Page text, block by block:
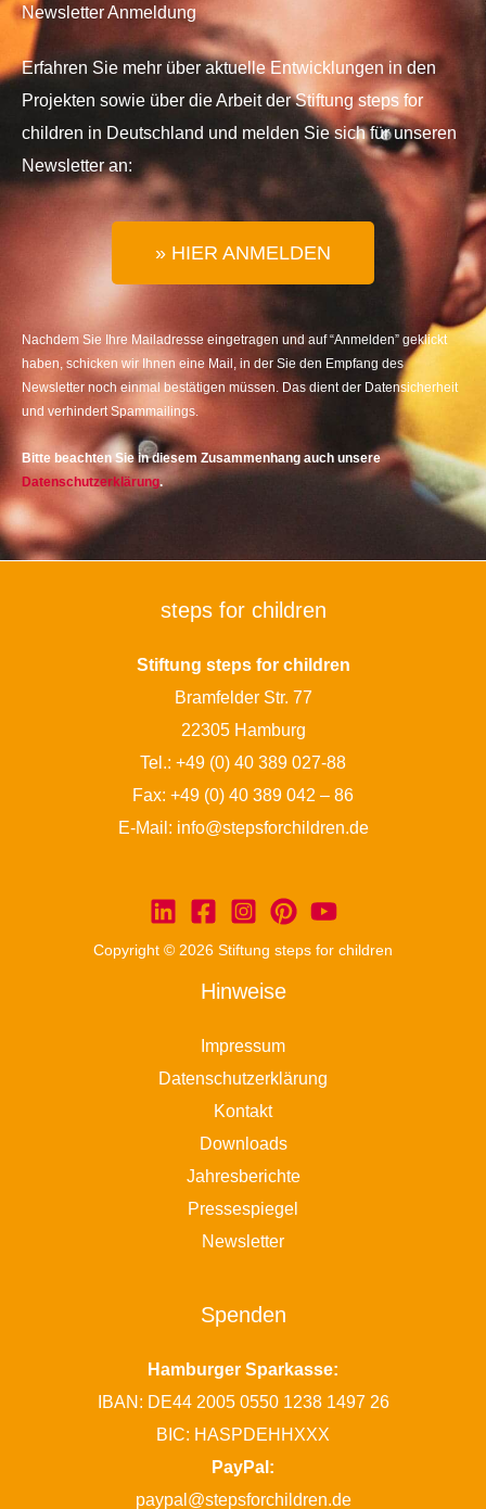
Newsletter Anmeldung
Erfahren Sie mehr über aktuelle Entwicklungen in den
Projekten sowie über die Arbeit der Stiftung steps for
children in Deutschland und melden Sie sich für unseren
Newsletter an:
» HIER ANMELDEN
Nachdem Sie Ihre Mailadresse eingetragen und auf “Anmelden” geklickt
haben, schicken wir Ihnen eine Mail, in der Sie den Empfang des
Newsletter noch einmal bestätigen müssen. Das dient der Datensicherheit
und verhindert Spammailings.
Bitte beachten Sie in diesem Zusammenhang auch unsere
Datenschutzerklärung.
steps for children
Stiftung steps for children
Bramfelder Str. 77
22305 Hamburg
Tel.: +49 (0) 40 389 027-88
Fax: +49 (0) 40 389 042 – 86
E-Mail: info@stepsforchildren.de
Copyright © 2026 Stiftung steps for children
Hinweise
Impressum
Datenschutzerklärung
Kontakt
Downloads
Jahresberichte
Pressespiegel
Newsletter
Spenden
Hamburger Sparkasse:
IBAN: DE44 2005 0550 1238 1497 26
BIC: HASPDEHHXXX
PayPal:
paypal@stepsforchildren.de